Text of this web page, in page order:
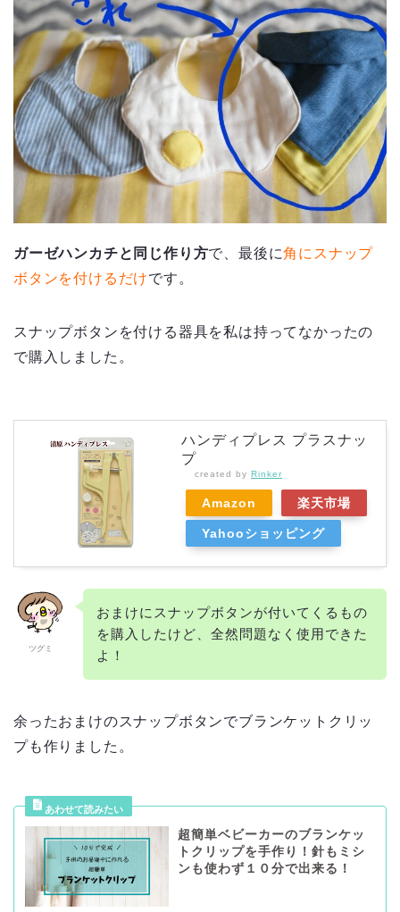
ガーゼハンカチと同じ作り方で、最後に角にスナップ
ボタンを付けるだけです。
スナップボタンを付ける器具を私は持ってなかったの
で購入しました。
ハンディプレス プラスナッ
プ
created by Rinker
Amazon 楽天市場
Yahooショッピング
ツグミ
おまけにスナップボタンが付いてくるもの
を購入したけど、全然問題なく使用できた
よ！
余ったおまけのスナップボタンでブランケットクリッ
プも作りました。
超簡単ベビーカーのブランケッ
トクリップを手作り！針もミシ
ンも使わず１０分で出来る！